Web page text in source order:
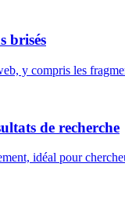
brisés
y compris les
de recherche
idéal pour